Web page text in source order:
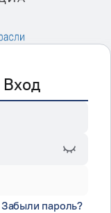
Вход
Забыли пароль?